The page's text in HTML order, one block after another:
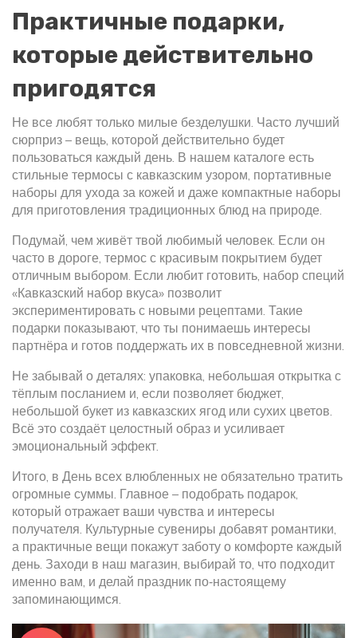
Практичные подарки,
которые действительно
пригодятся
Не все любят только милые безделушки. Часто лучший
сюрприз – вещь, которой действительно будет
пользоваться каждый день. В нашем каталоге есть
стильные термосы с кавказским узором, портативные
наборы для ухода за кожей и даже компактные наборы
для приготовления традиционных блюд на природе.
Подумай, чем живёт твой любимый человек. Если он
часто в дороге, термос с красивым покрытием будет
отличным выбором. Если любит готовить, набор специй
«Кавказский набор вкуса» позволит
экспериментировать с новыми рецептами. Такие
подарки показывают, что ты понимаешь интересы
партнёра и готов поддержать их в повседневной жизни.
Не забывай о деталях: упаковка, небольшая открытка с
тёплым посланием и, если позволяет бюджет,
небольшой букет из кавказских ягод или сухих цветов.
Всё это создаёт целостный образ и усиливает
эмоциональный эффект.
Итого, в День всех влюбленных не обязательно тратить
огромные суммы. Главное – подобрать подарок,
который отражает ваши чувства и интересы
получателя. Культурные сувениры добавят романтики,
а практичные вещи покажут заботу о комфорте каждый
день. Заходи в наш магазин, выбирай то, что подходит
именно вам, и делай праздник по‑настоящему
запоминающимся.